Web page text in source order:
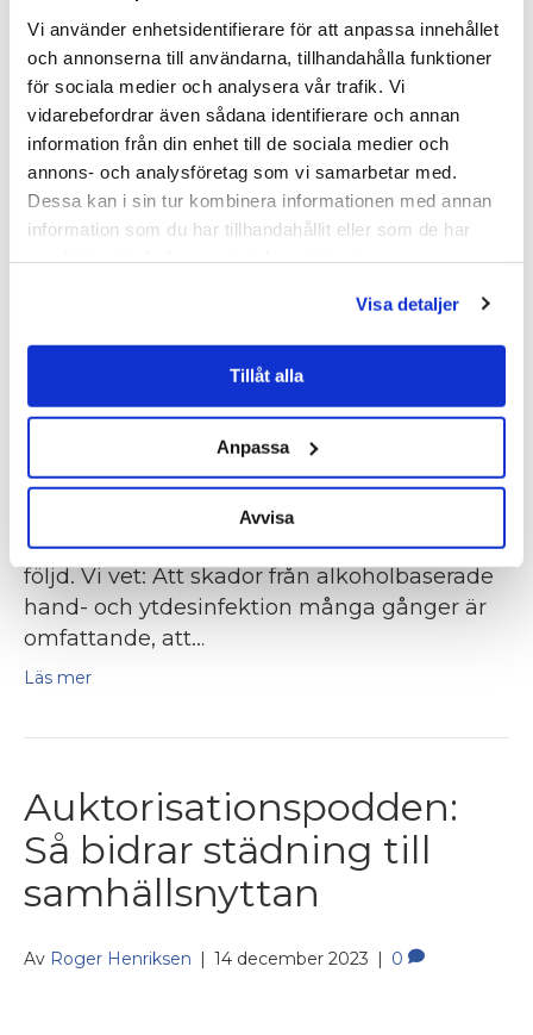
Vi använder enhetsidentifierare för att anpassa innehållet
och annonserna till användarna, tillhandahålla funktioner
för sociala medier och analysera vår trafik. Vi
vidarebefordrar även sådana identifierare och annan
information från din enhet till de sociala medier och
annons- och analysföretag som vi samarbetar med.
Dessa kan i sin tur kombinera informationen med annan
information som du har tillhandahållit eller som de har
Visa detaljer
Tillåt alla
Anpassa
Avvisa
Projekt
desinfektionsmedel
Av Roger Henriksen 18 januari 2024 |
alkoholbaserade, som alkoholfria
desinfektionsmedel och hur dessa påverkar
olika golv- och ytskikt. Vi vet att skador från
alkoholbaserade hand- och ytdesinfektion
många gånger är omfattande, att ytmaterial,
tillika olika ytbehandlingar skadas med
onödiga kostnader och konsekvenser till
följd. Vi vet: Att skador från alkoholbaserade
hand- och ytdesinfektion många gånger är
omfattande, att…
Läs mer
Auktorisationspodden:
Så bidrar städning till
samhällsnyttan
Av Roger Henriksen | 14 december 2023 | 0